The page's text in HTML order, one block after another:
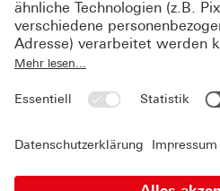
NEWSLETTER